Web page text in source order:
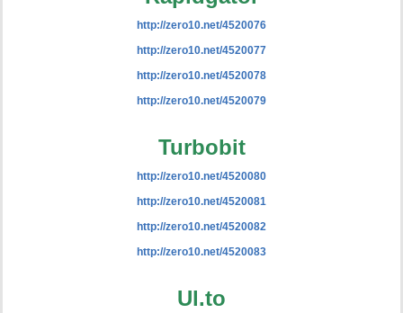
http://zero10.net/4520076
http://zero10.net/4520077
http://zero10.net/4520078
http://zero10.net/4520079
Turbobit
http://zero10.net/4520080
http://zero10.net/4520081
http://zero10.net/4520082
http://zero10.net/4520083
Ul.to